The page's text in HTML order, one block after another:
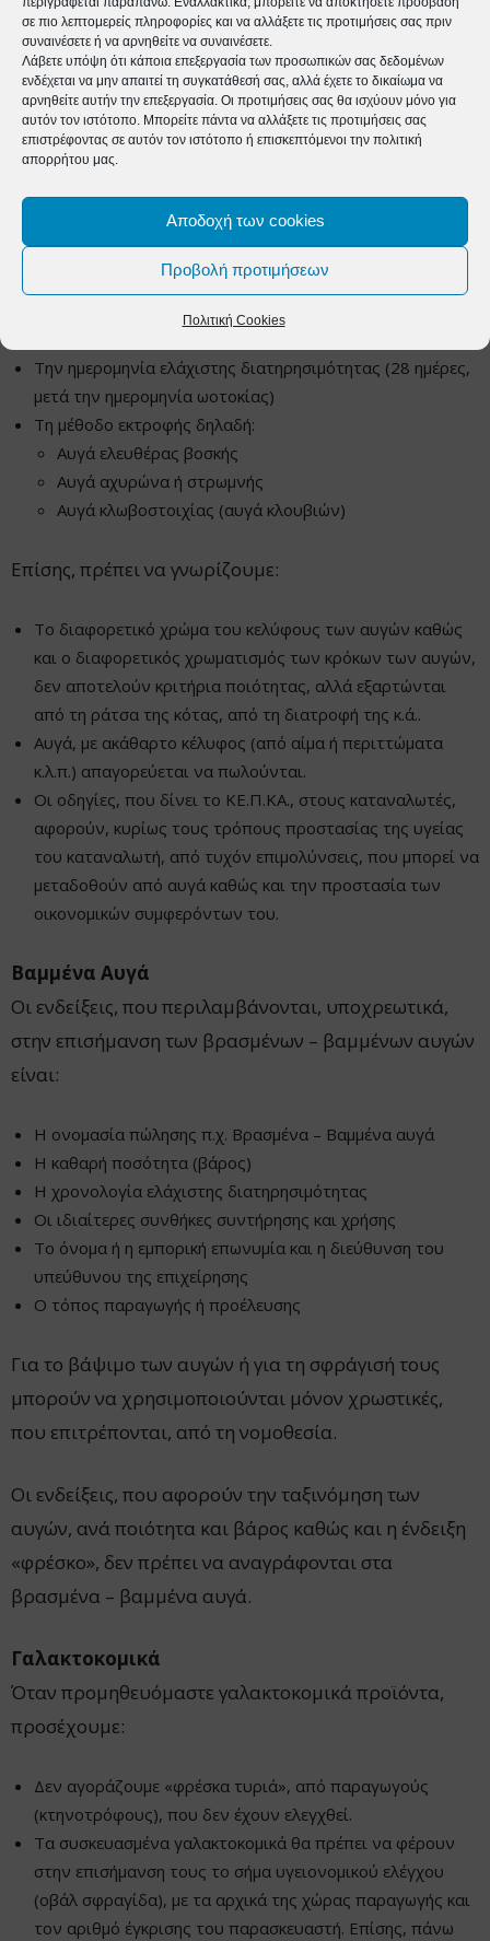
σε πιο λεπτομερείς πληροφορίες και να αλλάξετε τις προτιμήσεις σας πριν
συναινέσετε ή να αρνηθείτε να συναινέσετε.
Λάβετε υπόψη ότι κάποια επεξεργασία των προσωπικών σας δεδομένων
ενδέχεται να μην απαιτεί τη συγκατάθεσή σας, αλλά έχετε το δικαίωμα να
αρνηθείτε αυτήν την επεξεργασία. Οι προτιμήσεις σας θα ισχύουν μόνο για
αυτόν τον ιστότοπο. Μπορείτε πάντα να αλλάξετε τις προτιμήσεις σας
επιστρέφοντας σε αυτόν τον ιστότοπο ή επισκεπτόμενοι την πολιτική
απορρήτου μας.
Αποδοχή των cookies
Προβολή προτιμήσεων
Πολιτική Cookies
Όλα τα αυγά θα πρέπει να φέρουν, πάνω στο
κέλυφος, με καθαρά γράμματα, τον διακριτικό
αριθμό, του παραγωγού. Υποχρεωτικά, τόσο στις
μεγάλες όσο και στις μικρές συσκευασίες, πρέπει να
ενδείξεις, (πέραν εκείνων, που υπάρχουν στο
κέλυφος) δηλαδή:
Τον κωδικό αριθμό του ωοσκοπικού κέντρου
Την ημερομηνία ελάχιστης διατηρησιμότητας (28 ημέρες,
μετά την ημερομηνία ωοτοκίας)
Τη μέθοδο εκτροφής δηλαδή:
Αυγά ελευθέρας βοσκής
Αυγά αχυρώνα ή στρωμνής
Αυγά κλωβοστοιχίας (αυγά κλουβιών)
Επίσης, πρέπει να γνωρίζουμε:
Το διαφορετικό χρώμα του κελύφους των αυγών καθώς
και ο διαφορετικός χρωματισμός των κρόκων των αυγών,
δεν αποτελούν κριτήρια ποιότητας, αλλά εξαρτώνται
από τη ράτσα της κότας, από τη διατροφή της κ.ά..
Αυγά, με ακάθαρτο κέλυφος (από αίμα ή περιττώματα
κ.λ.π.) απαγορεύεται να πωλούνται.
Οι οδηγίες, που δίνει το ΚΕ.Π.ΚΑ., στους καταναλωτές,
αφορούν, κυρίως τους τρόπους προστασίας της υγείας
του καταναλωτή, από τυχόν επιμολύνσεις, που μπορεί να
μεταδοθούν από αυγά καθώς και την προστασία των
οικονομικών συμφερόντων του.
Βαμμένα Αυγά
Οι ενδείξεις, που περιλαμβάνονται, υποχρεωτικά,
στην επισήμανση των βρασμένων – βαμμένων αυγών
είναι:
Η ονομασία πώλησης π.χ. Βρασμένα – Βαμμένα αυγά
Η καθαρή ποσότητα (βάρος)
Η χρονολογία ελάχιστης διατηρησιμότητας
Οι ιδιαίτερες συνθήκες συντήρησης και χρήσης
Το όνομα ή η εμπορική επωνυμία και η διεύθυνση του
υπεύθυνου της επιχείρησης
Ο τόπος παραγωγής ή προέλευσης
Για το βάψιμο των αυγών ή για τη σφράγισή τους
μπορούν να χρησιμοποιούνται μόνον χρωστικές,
που επιτρέπονται, από τη νομοθεσία.
Οι ενδείξεις, που αφορούν την ταξινόμηση των
αυγών, ανά ποιότητα και βάρος καθώς και η ένδειξη
«φρέσκο», δεν πρέπει να αναγράφονται στα
βρασμένα – βαμμένα αυγά.
Γαλακτοκομικά
Όταν προμηθευόμαστε γαλακτοκομικά προϊόντα,
προσέχουμε:
Δεν αγοράζουμε «φρέσκα τυριά», από παραγωγούς
(κτηνοτρόφους), που δεν έχουν ελεγχθεί.
Τα συσκευασμένα γαλακτοκομικά θα πρέπει να φέρουν
στην επισήμανση τους το σήμα υγειονομικού ελέγχου
(οβάλ σφραγίδα), με τα αρχικά της χώρας παραγωγής και
τον αριθμό έγκρισης του παρασκευαστή. Επίσης, πάνω